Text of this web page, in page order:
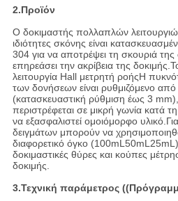
2.Προϊόν
Ο δοκιμαστής πολλαπλών
ιδιότητες σκόνης είναι
304 για να αποτρέψει τη σκουριά
επηρεάσει την ακρίβεια της
λειτουργία Hall μετρητή ροήςΗ
των δονήσεων είναι ρυθμιζόμενο
(κατασκευαστική ρύθμιση έως 3
περιστρέφεται σε μικρή γωνία κατά
να εξασφαλιστεί ομοιόμορφο
δειγμάτων μπορούν να
διαφορετικό όγκο
δοκιμαστικές θύρες και κούπες
δοκιμής.
3.Τεχνική παράμετρος